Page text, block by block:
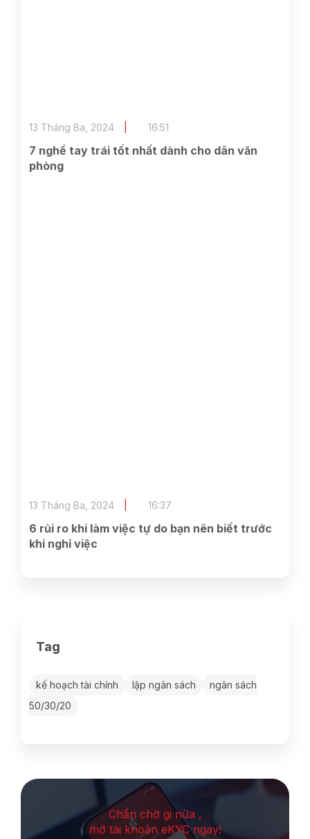
7 nghề tay trái tốt nhất dành cho dân văn
phòng
13 Tháng Ba, 2024 16:51
6 rủi ro khi làm việc tự do bạn nên biết trước
khi nghỉ việc
13 Tháng Ba, 2024 16:37
Tag
kế hoạch tài chính lập ngân sách
ngân sách
50/30/20
Chần chờ gi nữa ,
mở tài khoản eKYC ngay!